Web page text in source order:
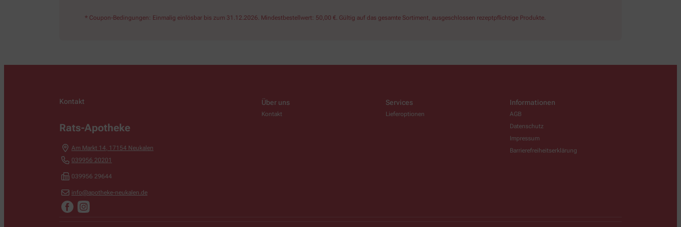
* Coupon-Bedingungen: Einmalig einlösbar bis zum 31.12.2026. Mindestbestellwert: 50,00 €. Gültig auf das gesamte Sortiment, ausgeschlossen rezeptpflichtige Produkte.
Kontakt
Rats-Apotheke
Am Markt 14, 17154 Neukalen
039956 20201
039956 29644
info@apotheke-neukalen.de
Über uns
Kontakt
Services
Lieferoptionen
Informationen
AGB
Datenschutz
Impressum
Barrierefreiheitserklärung